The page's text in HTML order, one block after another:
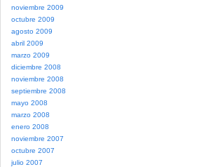
noviembre 2009
octubre 2009
agosto 2009
abril 2009
marzo 2009
diciembre 2008
noviembre 2008
septiembre 2008
mayo 2008
marzo 2008
enero 2008
noviembre 2007
octubre 2007
julio 2007